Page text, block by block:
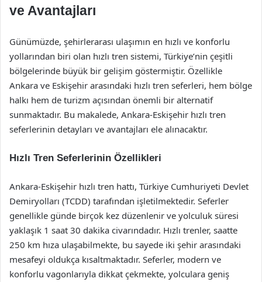
ve Avantajları
Günümüzde, şehirlerarası ulaşımın en hızlı ve konforlu
yollarından biri olan hızlı tren sistemi, Türkiye’nin çeşitli
bölgelerinde büyük bir gelişim göstermiştir. Özellikle
Ankara ve Eskişehir arasındaki hızlı tren seferleri, hem bölge
halkı hem de turizm açısından önemli bir alternatif
sunmaktadır. Bu makalede, Ankara-Eskişehir hızlı tren
seferlerinin detayları ve avantajları ele alınacaktır.
Hızlı Tren Seferlerinin Özellikleri
Ankara-Eskişehir hızlı tren hattı, Türkiye Cumhuriyeti Devlet
Demiryolları (TCDD) tarafından işletilmektedir. Seferler
genellikle günde birçok kez düzenlenir ve yolculuk süresi
yaklaşık 1 saat 30 dakika civarındadır. Hızlı trenler, saatte
250 km hıza ulaşabilmekte, bu sayede iki şehir arasındaki
mesafeyi oldukça kısaltmaktadır. Seferler, modern ve
konforlu vagonlarıyla dikkat çekmekte, yolculara geniş